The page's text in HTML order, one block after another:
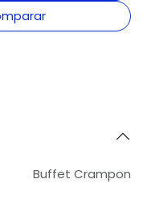
Buffet Crampon